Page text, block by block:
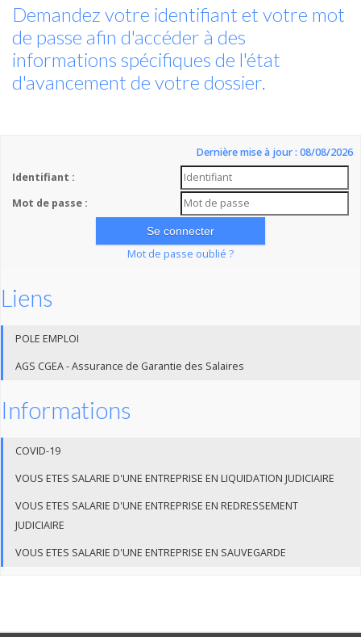
Demandez votre identifiant et votre mot
de passe afin d'accéder à des
informations spécifiques de l'état
d'avancement de votre dossier.
Dernière mise à jour : 08/08/2026
Identifiant :
Mot de passe :
Mot de passe oublié ?
Liens
POLE EMPLOI
AGS CGEA - Assurance de Garantie des Salaires
Informations
COVID-19
VOUS ETES SALARIE D'UNE ENTREPRISE EN LIQUIDATION JUDICIAIRE
VOUS ETES SALARIE D'UNE ENTREPRISE EN REDRESSEMENT
JUDICIAIRE
VOUS ETES SALARIE D'UNE ENTREPRISE EN SAUVEGARDE